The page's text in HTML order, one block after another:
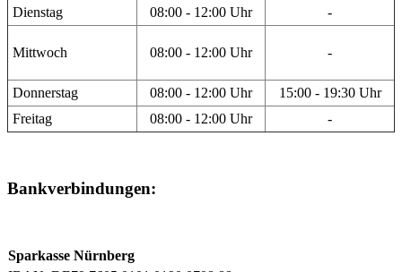
Dienstag
08:00 - 12:00 Uhr -
Mittwoch 08:00 - 12:00 Uhr -
Donnerstag 08:00 - 12:00 Uhr
15:00 - 19:30 Uhr
Freitag
08:00 - 12:00 Uhr -
Bankverbindungen:
Sparkasse Nürnberg